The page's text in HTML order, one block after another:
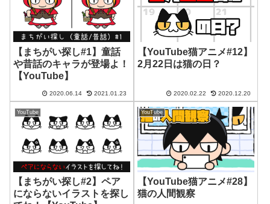
【まちがい探し#1】童話
や昔話のキャラが登場よ！
【YouTube】
2020.06.14 2021.01.23
【YouTube猫アニメ#12】
2月22日は猫の日？
2020.02.22 2020.12.20
YouTube
【まちがい探し#2】ペア
にならないイラストを探し
YouTube
【YouTube猫アニメ#28】
猫の人間観察